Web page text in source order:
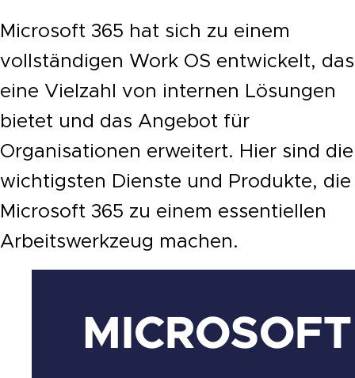
Microsoft 365 hat sich zu einem
vollständigen Work OS entwickelt, das
eine Vielzahl von internen Lösungen
bietet und das Angebot für
Organisationen erweitert. Hier sind die
wichtigsten Dienste und Produkte, die
Microsoft 365 zu einem essentiellen
Arbeitswerkzeug machen.